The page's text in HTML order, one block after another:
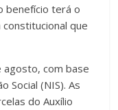
benefício terá o
que
com base
Social (NIS). As
do Auxílio